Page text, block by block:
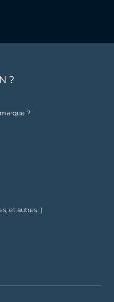
?
?
et autres...)